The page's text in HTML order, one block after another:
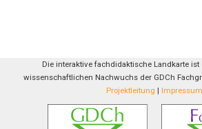
Die interaktive fachdidaktische Landkarte ist
wissenschaftlichen Nachwuchs der GDCh
Projektleitung | Impressum